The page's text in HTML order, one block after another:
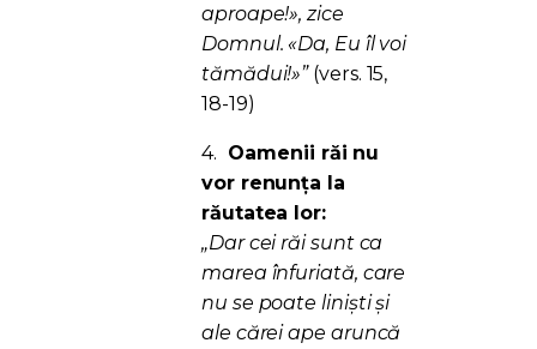
aproape!», zice
Domnul. «Da, Eu îl voi
tămădui!»”(vers. 15,
18-19)
4. Oamenii răi nu
vor renunța la
răutatea lor:
„Dar cei răi sunt ca
marea înfuriată, care
nu se poate linişti şi
ale cărei ape aruncă